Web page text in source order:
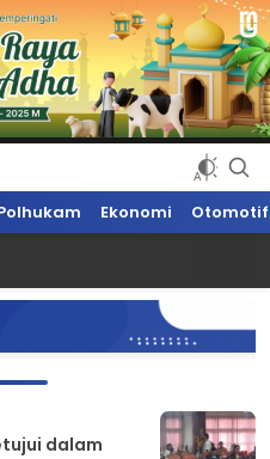
Update Terkini, Suaranya Rakyat
Ekonomi Otomotif
dalam